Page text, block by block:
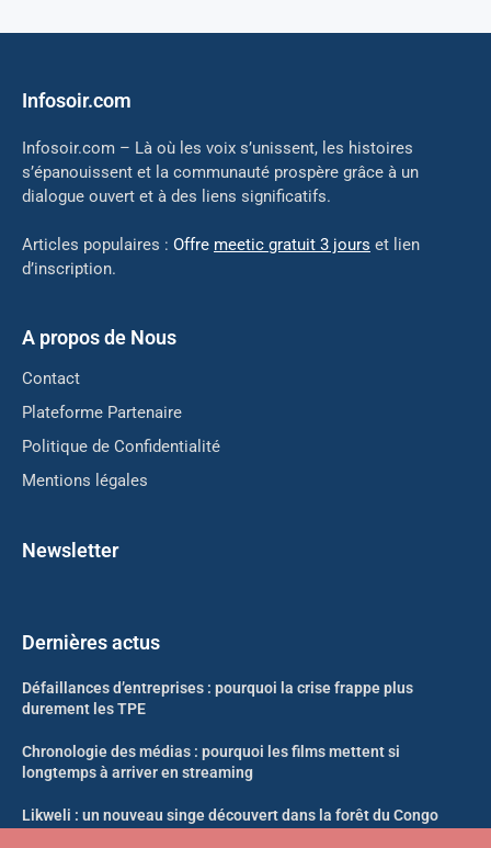
Infosoir.com
Infosoir.com – Là où les voix s’unissent, les histoires
s’épanouissent et la communauté prospère grâce à un
dialogue ouvert et à des liens significatifs.
Articles populaires : Offre meetic gratuit 3 jours et lien
d’inscription.
A propos de Nous
Contact
Plateforme Partenaire
Politique de Confidentialité
Mentions légales
Newsletter
Dernières actus
Défaillances d’entreprises : pourquoi la crise frappe plus
durement les TPE
Chronologie des médias : pourquoi les films mettent si
longtemps à arriver en streaming
Likweli : un nouveau singe découvert dans la forêt du Congo